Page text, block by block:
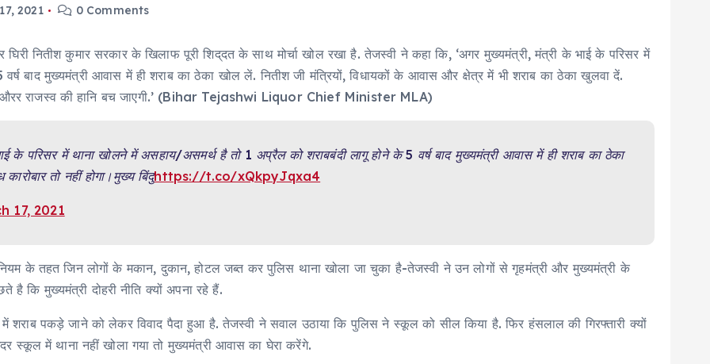
2021 0 Comments
घिरी नितीश कुमार सरकार के खिलाफ पूरी शिद्​दत के साथ मोर्चा खोल रखा है. तेजस्वी ने कहा कि, ‘अगर मुख्यमंत्री, मंत्री के भाई के परिसर में
बाद मुख्यमंत्री आवास में ही शराब का ठेका खोल लें. नितीश जी मंत्रियों, विधायकों के आवास और क्षेत्र में भी शराब का ठेका खुलवा दें.
औरर राजस्व की हानि बच जाएगी.’ (Bihar Tejashwi Liquor Chief Minister MLA)
के परिसर में थाना खोलने में असहाय/असमर्थ है तो 1 अप्रैल को शराबबंदी लागू होने के 5 वर्ष बाद मुख्यमंत्री आवास में ही शराब का ठेका
तो नहीं होगा।मुख्य बिंदुhttps://t.co/xQkpyJqxa4
17, 2021
के तहत जिन लोगों के मकान, दुकान, होटल जब्त कर पुलिस थाना खोला जा चुका है-तेजस्वी ने उन लोगों से गृहमंत्री और मुख्यमंत्री के
कि मुख्यमंत्री दोहरी नीति क्यों अपना रहे हैं.
शराब पकड़े जाने को लेकर विवाद पैदा हुआ है. तेजस्वी ने सवाल उठाया कि पुलिस ने स्कूल को सील किया है. फिर हंसलाल की गिरफ्तारी क्यों
स्कूल में थाना नहीं खोला गया तो मुख्यमंत्री आवास का घेरा करेंगे.